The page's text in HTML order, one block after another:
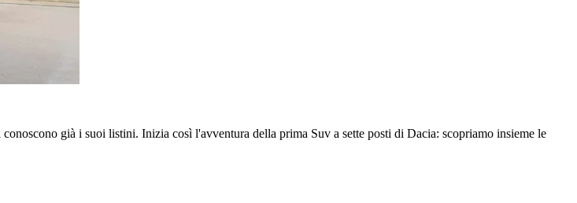
già i suoi listini. Inizia così l'avventura della prima Suv a sette posti di Dacia: scopriamo insieme le